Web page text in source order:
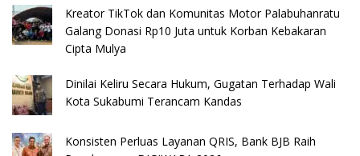
Kreator TikTok dan Komunitas Motor Palabuhanratu
Galang Donasi Rp10 Juta untuk Korban Kebakaran
Cipta Mulya
Dinilai Keliru Secara Hukum, Gugatan Terhadap Wali
Kota Sukabumi Terancam Kandas
Konsisten Perluas Layanan QRIS, Bank BJB Raih